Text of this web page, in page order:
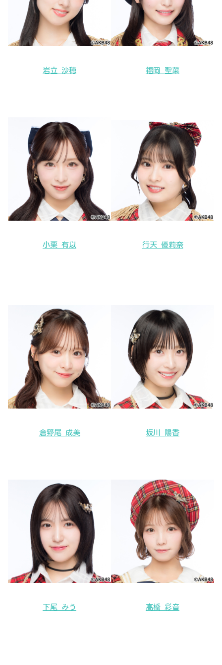
岩立 沙穂 福岡 聖菜
小栗 有以 行天 優莉奈
倉野尾 成美 坂川 陽香
下尾 みう 髙橋 彩音